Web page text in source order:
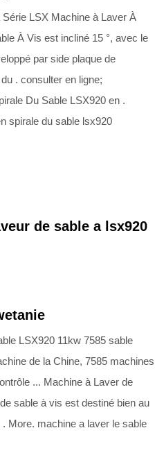
Série LSX Machine à Laver À
À Vis est incliné 15 °, avec le
par side plaque de
. consulter en ligne;
Du Sable LSX920 en .
spirale du sable lsx920
de sable a lsx920
LSX920 11kw 7585 sable
de la Chine, 7585 machines
... Machine à Laver de
sable à vis est destiné bien au
More. machine a laver le sable